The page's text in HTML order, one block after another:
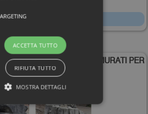
Scheda
DI VILLA ADRIANA «MURATI PER
LE CASE DI TIVOLI»
ACCETTA TUTTO
RIFIUTA TUTTO
MOSTRA DETTAGLI